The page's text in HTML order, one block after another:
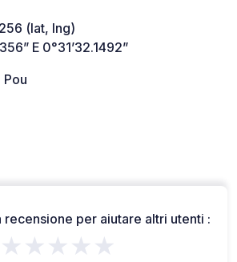
(lat, lng)
E 0°31’32.1492”
recensione per aiutare altri utenti :
★★★★★